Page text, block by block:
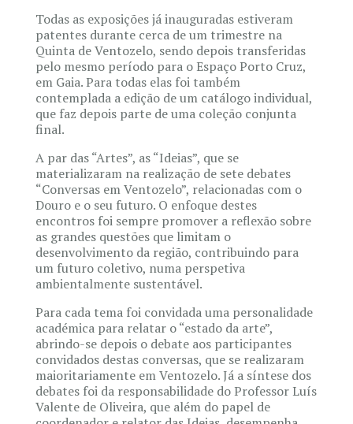
Todas as exposições já inauguradas estiveram
patentes durante cerca de um trimestre na
Quinta de Ventozelo, sendo depois transferidas
pelo mesmo período para o Espaço Porto Cruz,
em Gaia. Para todas elas foi também
contemplada a edição de um catálogo individual,
que faz depois parte de uma coleção conjunta
final.
A par das “Artes”, as “Ideias”, que se
materializaram na realização de sete debates
“Conversas em Ventozelo”, relacionadas com o
Douro e o seu futuro. O enfoque destes
encontros foi sempre promover a reflexão sobre
as grandes questões que limitam o
desenvolvimento da região, contribuindo para
um futuro coletivo, numa perspetiva
ambientalmente sustentável.
Para cada tema foi convidada uma personalidade
académica para relatar o “estado da arte”,
abrindo-se depois o debate aos participantes
convidados destas conversas, que se realizaram
maioritariamente em Ventozelo. Já a síntese dos
debates foi da responsabilidade do Professor Luís
Valente de Oliveira, que além do papel de